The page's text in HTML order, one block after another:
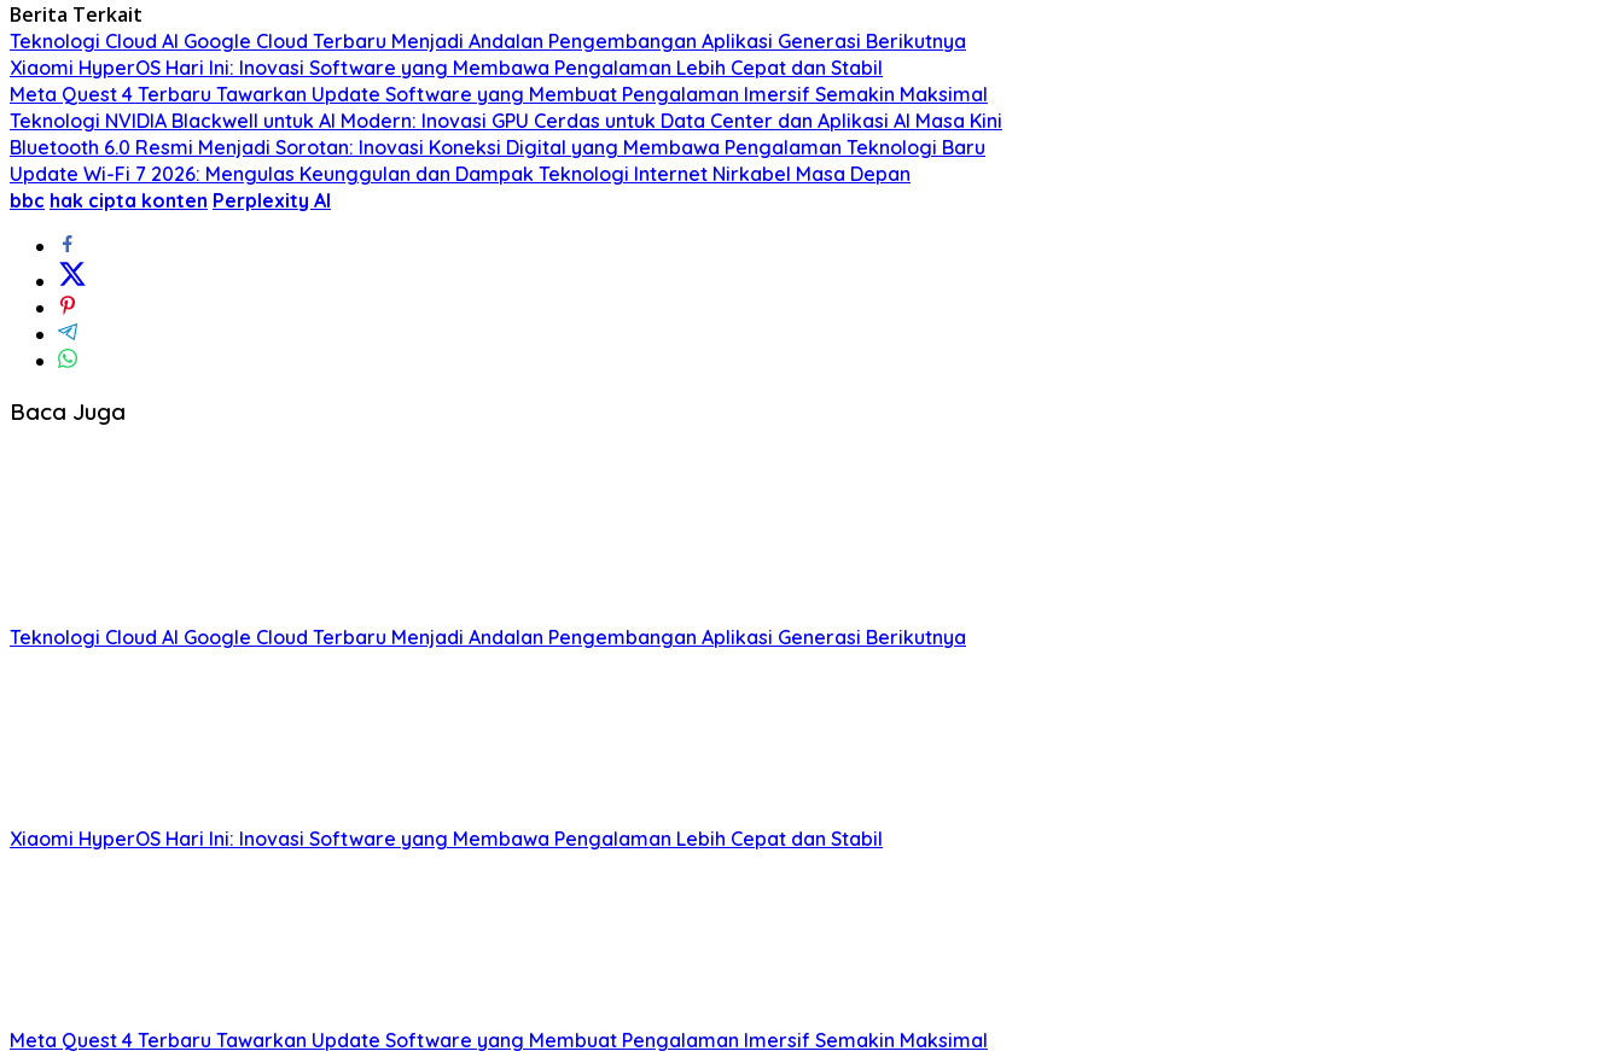
Berita Terkait
Teknologi Cloud AI Google Cloud Terbaru Menjadi Andalan Pengembangan Aplikasi Generasi Berikutnya
Xiaomi HyperOS Hari Ini: Inovasi Software yang Membawa Pengalaman Lebih Cepat dan Stabil
Meta Quest 4 Terbaru Tawarkan Update Software yang Membuat Pengalaman Imersif Semakin Maksimal
Teknologi NVIDIA Blackwell untuk AI Modern: Inovasi GPU Cerdas untuk Data Center dan Aplikasi AI Masa Kini
Bluetooth 6.0 Resmi Menjadi Sorotan: Inovasi Koneksi Digital yang Membawa Pengalaman Teknologi Baru
Update Wi-Fi 7 2026: Mengulas Keunggulan dan Dampak Teknologi Internet Nirkabel Masa Depan
bbc hak cipta konten Perplexity AI
Baca Juga
Teknologi Cloud AI Google Cloud Terbaru Menjadi Andalan Pengembangan Aplikasi Generasi Berikutnya
Xiaomi HyperOS Hari Ini: Inovasi Software yang Membawa Pengalaman Lebih Cepat dan Stabil
Meta Quest 4 Terbaru Tawarkan Update Software yang Membuat Pengalaman Imersif Semakin Maksimal